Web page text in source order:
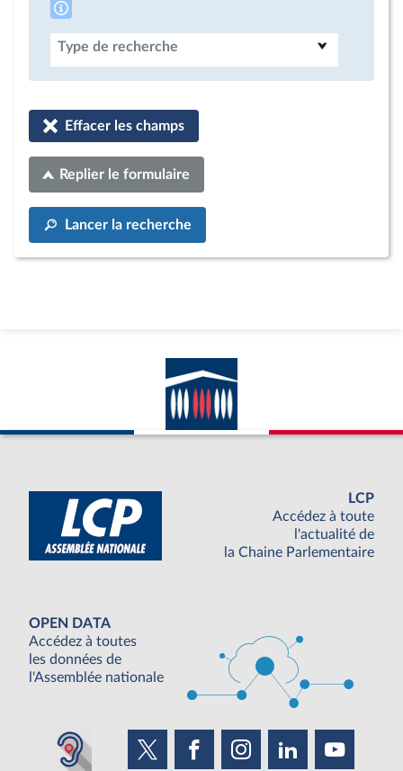
Type de recherche
Effacer les champs
Replier le formulaire
Lancer la recherche
LCP
Accédez à toute
l'actualité de
la Chaine Parlementaire
OPEN DATA
Accédez à toutes
les données de
l'Assemblée nationale